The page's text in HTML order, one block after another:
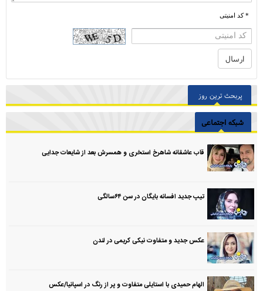
* کد امنیتی
پربحث ترین روز
شبکه اجتماعی
قاب عاشقانه شاهرخ استخری و همسرش بعد از شایعات جدایی
تیپ جدید افسانه بایگان در سن ۶۴سالگی
عکس جدید و متفاوت نیکی کریمی در لندن
الهام حمیدی با استایلی متفاوت و پر از رنگ در اسپانیا/عکس